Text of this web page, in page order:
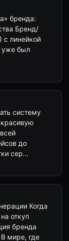
бренда:
Бренд/
с линейкой
уже был
систему
до
сер…
Когда
откуп
бренда
В мире, где